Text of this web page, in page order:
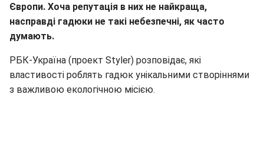
Європи. Хоча репутація в них не найкраща,
насправді гадюки не такі небезпечні, як часто
думають.
РБК-Україна (проект Styler) розповідає, які
властивості роблять гадюк унікальними створіннями
з важливою екологічною місією.